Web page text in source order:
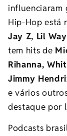
influenciaram
Hip-Hop está
Jay Z, Lil
tem hits de
Rihanna,
Jimmy
e vários
destaque por
Podcasts